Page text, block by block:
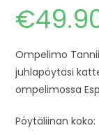
€
Ompelimo
juhlapöytäsi
ompelimossa
Pöytäliinan